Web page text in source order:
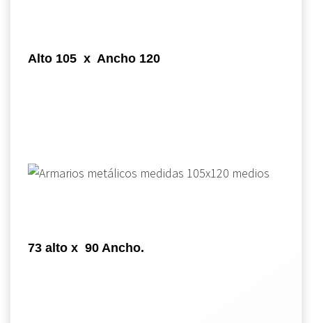
Alto 105 x Ancho 120
73 alto x 90 Ancho.